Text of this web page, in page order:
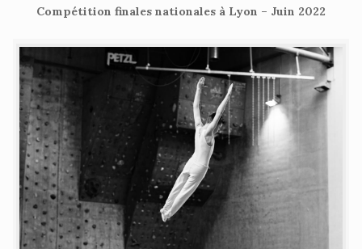
Compétition finales nationales à Lyon – Juin 2022